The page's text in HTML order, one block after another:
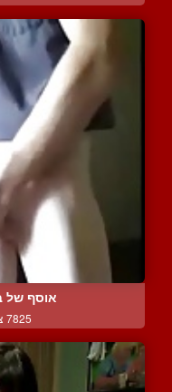
אוסף של
7825 צפיות